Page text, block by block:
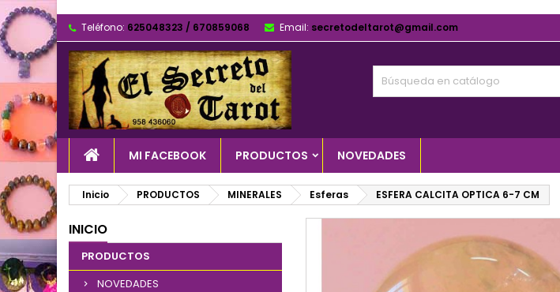
Teléfono: 625048323 / 670859068 Email: secretodeltarot@gmail.com
MI FACEBOOK PRODUCTOS NOVEDADES
Inicio PRODUCTOS MINERALES Esferas ESFERA CALCITA OPTICA 6-7 CM
INICIO
PRODUCTOS
NOVEDADES